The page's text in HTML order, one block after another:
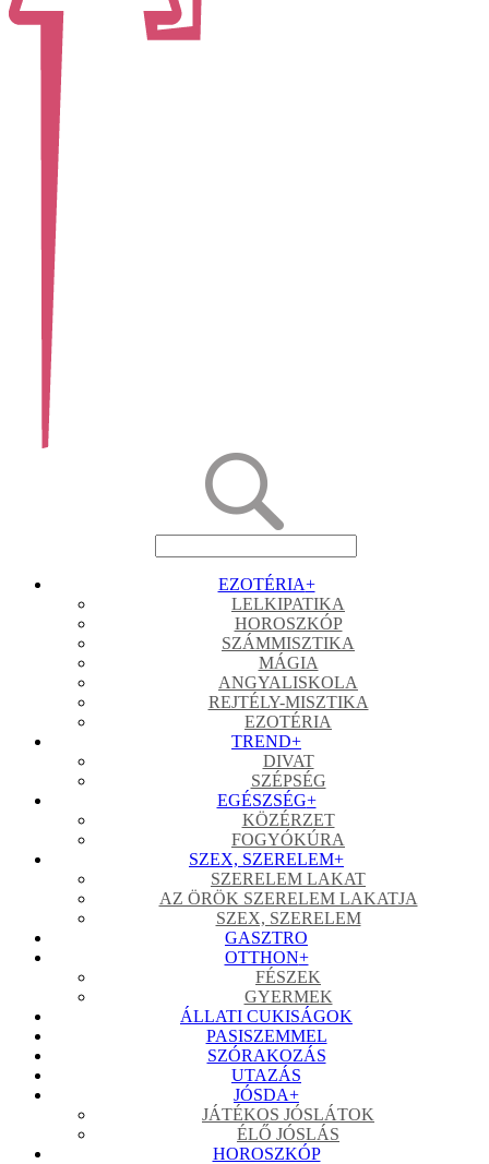
EZOTÉRIA+
LELKIPATIKA
HOROSZKÓP
SZÁMMISZTIKA
MÁGIA
ANGYALISKOLA
REJTÉLY-MISZTIKA
EZOTÉRIA
TREND+
DIVAT
SZÉPSÉG
EGÉSZSÉG+
KÖZÉRZET
FOGYÓKÚRA
SZEX, SZERELEM+
SZERELEM LAKAT
AZ ÖRÖK SZERELEM LAKATJA
SZEX, SZERELEM
GASZTRO
OTTHON+
FÉSZEK
GYERMEK
ÁLLATI CUKISÁGOK
PASISZEMMEL
SZÓRAKOZÁS
UTAZÁS
JÓSDA+
JÁTÉKOS JÓSLÁTOK
ÉLŐ JÓSLÁS
HOROSZKÓP